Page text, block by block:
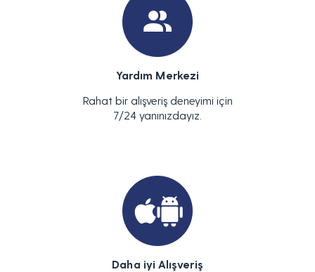
Yardım Merkezi
Rahat bir alışveriş deneyimi için
7/24 yanınızdayız.
Daha iyi Alışveriş